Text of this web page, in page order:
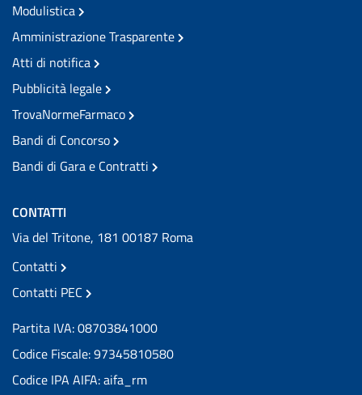
Modulistica
Amministrazione Trasparente
Atti di notifica
Pubblicità legale
TrovaNormeFarmaco
Bandi di Concorso
Bandi di Gara e Contratti
CONTATTI
Via del Tritone, 181 00187 Roma
Contatti
Contatti PEC
Partita IVA: 08703841000
Codice Fiscale: 97345810580
Codice IPA AIFA: aifa_rm